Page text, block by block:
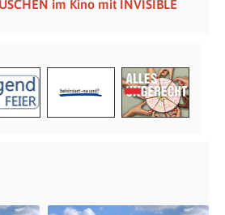
im Kino mit INVISIBLE